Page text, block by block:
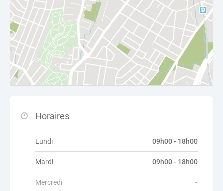
Horaires
Lundi 09h00 - 18h00
Mardi 09h00 - 18h00
Mercredi -